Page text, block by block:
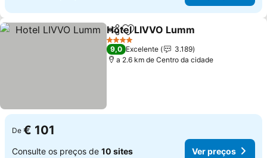
PartilharAdicionar aos favoritos
Hotel LIVVO Lumm
4 Estrelas
9,0 Excelente
3.189
a 2.6 km de Centro da cidade
De € 101
Consulte os preços de 10 sites Ver preços